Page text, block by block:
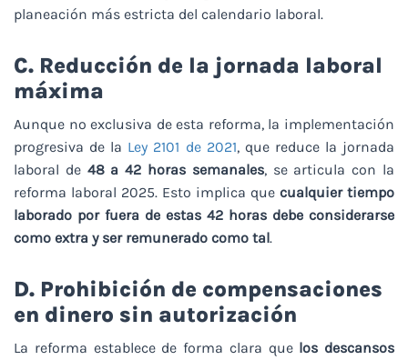
planeación más estricta del calendario laboral.
C. Reducción de la jornada laboral
máxima
Aunque no exclusiva de esta reforma, la implementación
progresiva de la Ley 2101 de 2021, que reduce la jornada
laboral de 48 a 42 horas semanales, se articula con la
reforma laboral 2025. Esto implica que cualquier tiempo
laborado por fuera de estas 42 horas debe considerarse
como extra y ser remunerado como tal.
D. Prohibición de compensaciones
en dinero sin autorización
La reforma establece de forma clara que los descansos